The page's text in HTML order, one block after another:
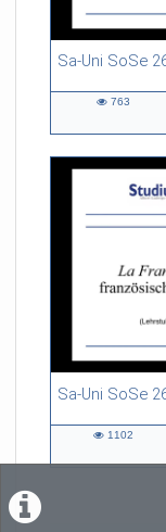
Sa-Uni SoSe
46:53 duration
763
Sa-Uni SoSe
55:13 duration
1102